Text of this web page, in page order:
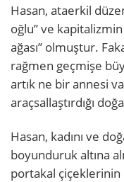
Hasan, ataerkil
oğlu’’ ve
ağası’’ olmuştur.
rağmen geçmişe
artık ne bir annesi
araçsallaştırdığı
Hasan, kadını ve
boyunduruk altına
portakal çiçeklerinin